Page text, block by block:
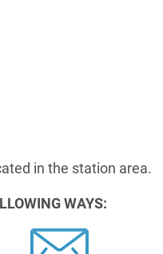
in the station area.
WAYS: